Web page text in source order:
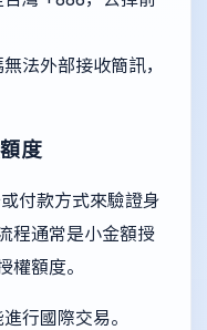
法外部接收簡訊，
度
付款方式來驗證身
程通常是小金額授
權額度。
行國際交易。